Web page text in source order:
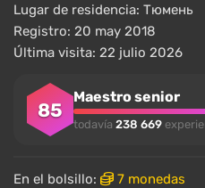
Lugar de residencia: Тюмень
Registro: 20 may 2018
Última visita: 22 julio 2026
85
Maestro senior
todavía 238 669
En el bolsillo:
7 monedas